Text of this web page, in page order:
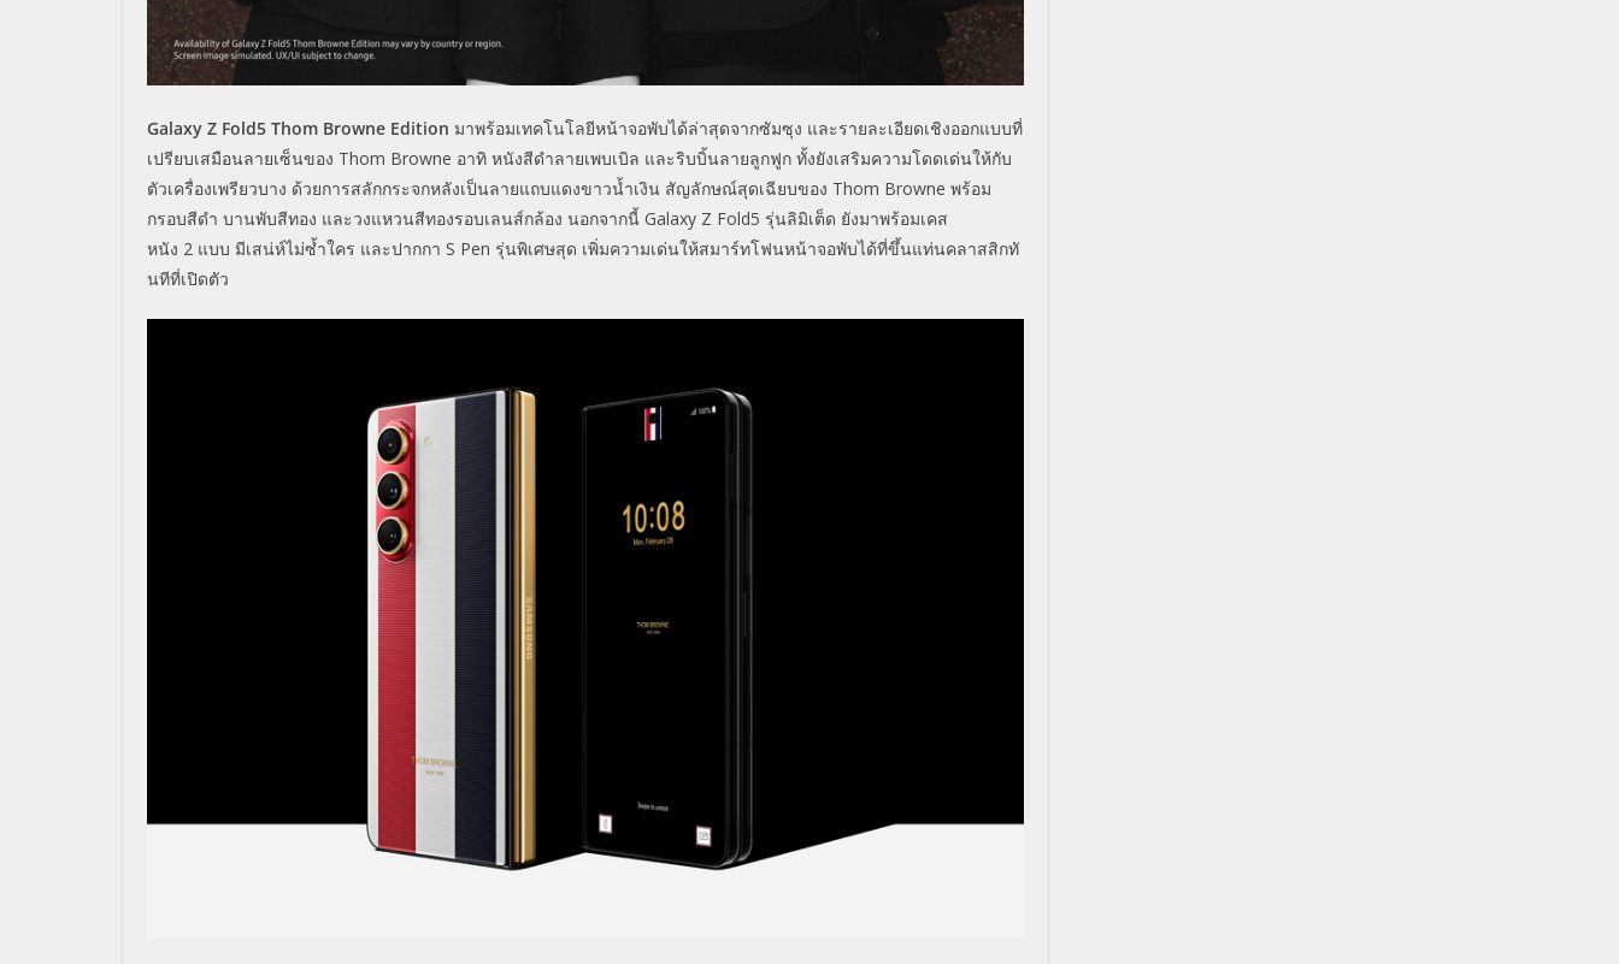
Galaxy Z Fold5 Thom Browne Edition มาพร้อมเทคโนโลยีหน้าจอพับได้ล่าสุดจากซัมซุง และรายละเอียดเชิงออกแบบที่
เปรียบเสมือนลายเซ็นของ Thom Browne อาทิ หนังสีดำลายเพบเบิล และริบบิ้นลายลูกฟูก ทั้งยังเสริมความโดดเด่นให้กับ
ตัวเครื่องเพรียวบาง ด้วยการสลักกระจกหลังเป็นลายแถบแดงขาวน้ำเงิน สัญลักษณ์สุดเฉียบของ Thom Browne พร้อม
กรอบสีดำ บานพับสีทอง และวงแหวนสีทองรอบเลนส์กล้อง นอกจากนี้ Galaxy Z Fold5 รุ่นลิมิเต็ด ยังมาพร้อมเคส
หนัง 2 แบบ มีเสน่ห์ไม่ซ้ำใคร และปากกา S Pen รุ่นพิเศษสุด เพิ่มความเด่นให้สมาร์ทโฟนหน้าจอพับได้ที่ขึ้นแท่นคลาสสิกทั
นทีที่เปิดตัว